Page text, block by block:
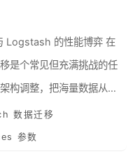
是个常见但充满挑战的任
构调整，把海量数据从
数据迁移
参数